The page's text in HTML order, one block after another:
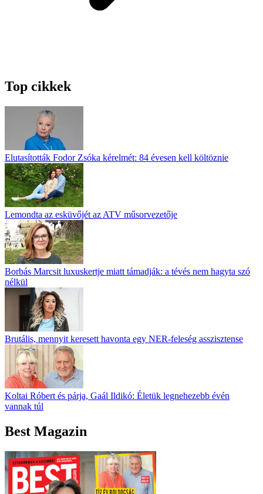
Top cikkek
Elutasították Fodor Zsóka kérelmét: 84 évesen kell költöznie
Lemondta az esküvőjét az ATV műsorvezetője
Borbás Marcsit luxuskertje miatt támadják: a tévés nem hagyta szó
nélkül
Brutális, mennyit keresett havonta egy NER-feleség asszisztense
Koltai Róbert és párja, Gaál Ildikó: Életük legnehezebb évén
vannak túl
Best Magazin